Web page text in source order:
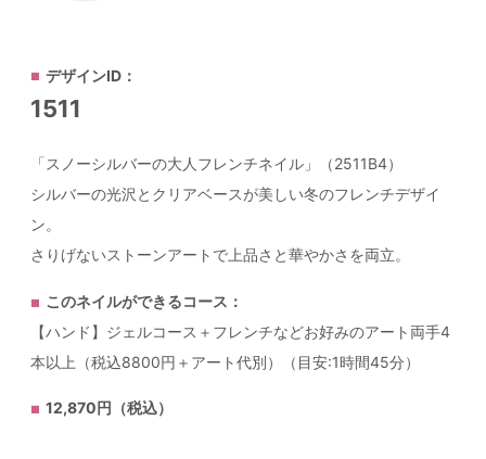
デザインID：
1511
「スノーシルバーの大人フレンチネイル」（2511B4）
シルバーの光沢とクリアベースが美しい冬のフレンチデザイ
ン。
さりげないストーンアートで上品さと華やかさを両立。
このネイルができるコース：
【ハンド】ジェルコース＋フレンチなどお好みのアート両手4
本以上（税込8800円＋アート代別）（目安:1時間45分）
12,870円（税込）